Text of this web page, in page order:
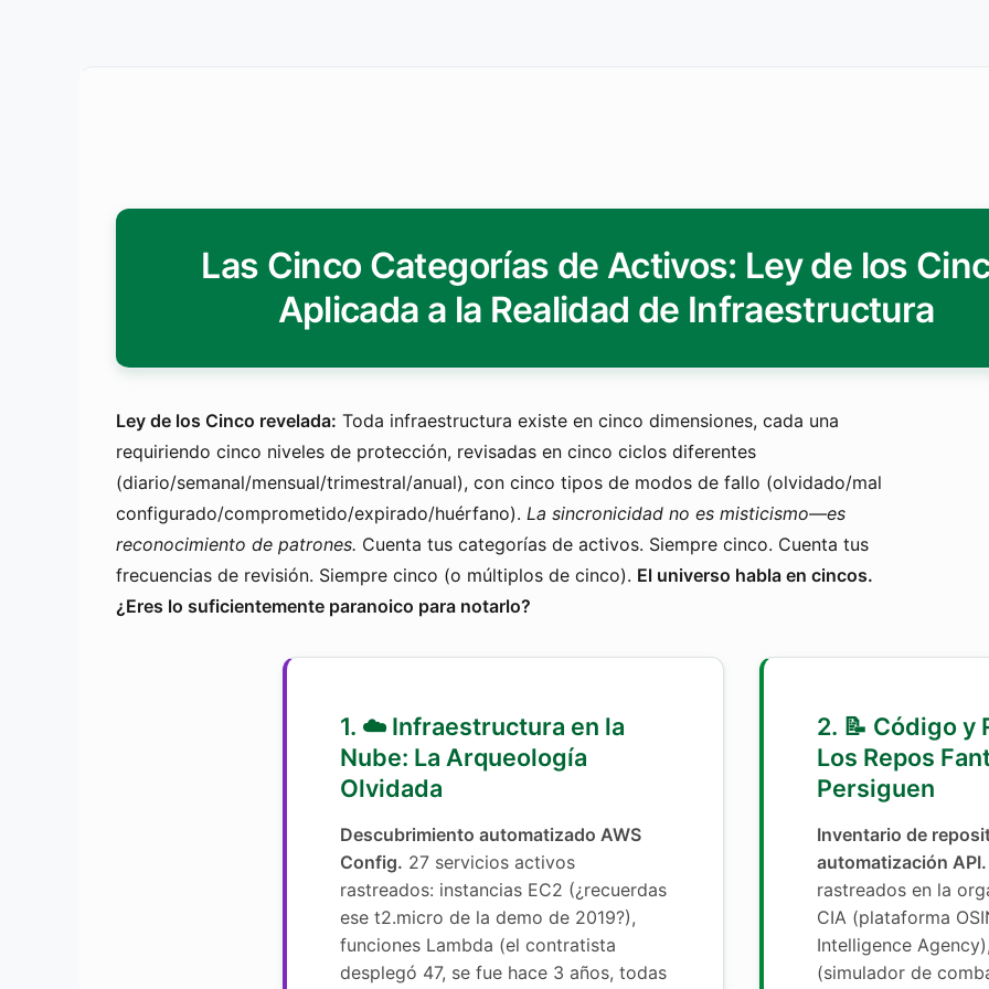
Las Cinco Categorías de Activos: Ley de los
Aplicada a la Realidad de Infraestructura
Ley de los Cinco revelada: Toda infraestructura existe en cinco dimensiones, cada una
requiriendo cinco niveles de protección, revisadas en cinco ciclos diferentes
(diario/semanal/mensual/trimestral/anual), con cinco tipos de modos de fallo (olvidado/mal
configurado/comprometido/expirado/huérfano). La sincronicidad no es misticismo—es
reconocimiento de patrones. Cuenta tus categorías de activos. Siempre cinco. Cuenta tus
frecuencias de revisión. Siempre cinco (o múltiplos de cinco). El universo habla en cincos.
¿Eres lo suficientemente paranoico para notarlo?
1. ☁️ Infraestructura en la
Nube: La Arqueología
Olvidada
Descubrimiento automatizado AWS
Config. 27 servicios activos
rastreados: instancias EC2 (¿recuerdas
ese t2.micro de la demo de 2019?),
funciones Lambda (el contratista
desplegó 47, se fue hace 3 años, todas
2. 📝 Código y
Los Repos
Persiguen
Inventario de
automatización API.
rastreados en la
CIA (plataforma
Intelligence
(simulador de